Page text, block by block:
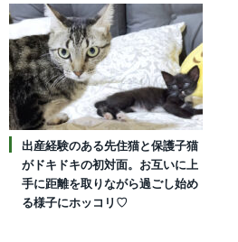
出産経験のある先住猫と保護子猫
がドキドキの初対面。お互いに上
手に距離を取りながら過ごし始め
る様子にホッコリ♡